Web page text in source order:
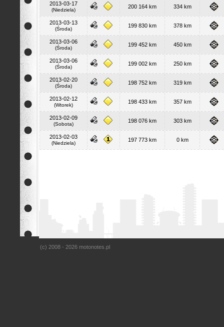
2013-03-17
(Niedziela)
200 164 km 334 km
2013-03-13
(Środa)
199 830 km 378 km
2013-03-06
(Środa)
199 452 km 450 km
2013-03-06
(Środa)
199 002 km 250 km
2013-02-20
(Środa)
198 752 km 319 km
2013-02-12
(Wtorek)
198 433 km 357 km
2013-02-09
(Sobota)
198 076 km 303 km
2013-02-03
(Niedziela)
197 773 km 0 km
(c) 2008 - 2026 motonotes.pl